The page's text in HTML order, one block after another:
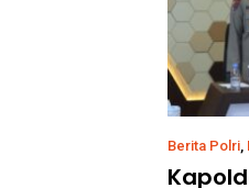
Berita Polri,